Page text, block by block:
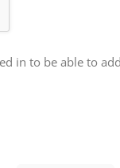
in to be able to